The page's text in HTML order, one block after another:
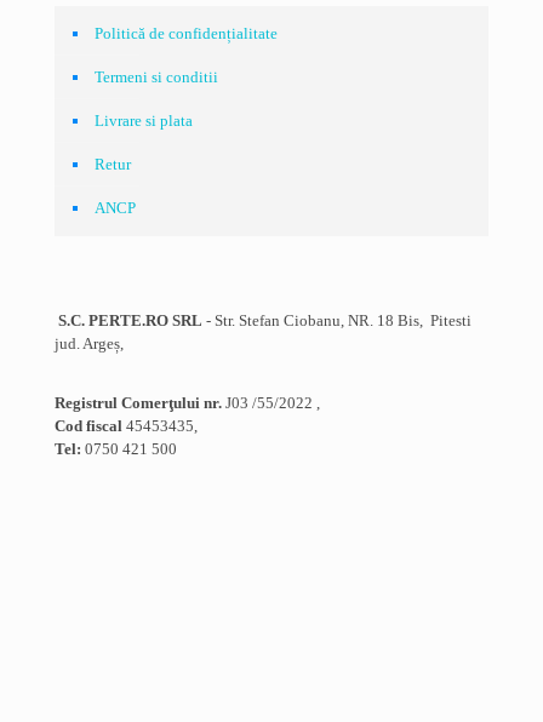
Politică de confidențialitate
Termeni si conditii
Livrare si plata
Retur
ANCP
S.C. PERTE.RO SRL - Str. Stefan Ciobanu, NR. 18 Bis, Pitesti
jud. Argeș,
Registrul Comerţului nr. J03 /55/2022 ,
Cod fiscal 45453435,
Tel: 0750 421 500